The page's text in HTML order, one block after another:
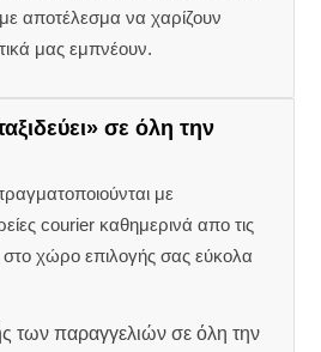
αποτέλεσμα να χαρίζουν
μας εμπνέουν.
σε όλη την
με
courier καθημερινά απο τις
χώρο επιλογής σας εύκολα
των παραγγελιών σε όλη την